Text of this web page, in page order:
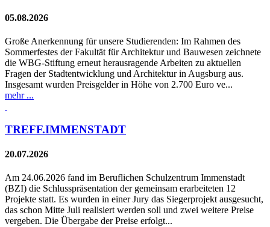
05.08.2026
Große Anerkennung für unsere Studierenden: Im Rahmen des
Sommerfestes der Fakultät für Architektur und Bauwesen zeichnete
die WBG-Stiftung erneut herausragende Arbeiten zu aktuellen
Fragen der Stadtentwicklung und Architektur in Augsburg aus.
Insgesamt wurden Preisgelder in Höhe von 2.700 Euro ve...
mehr ...
TREFF.IMMENSTADT
20.07.2026
Am 24.06.2026 fand im Beruflichen Schulzentrum Immenstadt
(BZI) die Schlusspräsentation der gemeinsam erarbeiteten 12
Projekte statt. Es wurden in einer Jury das Siegerprojekt ausgesucht,
das schon Mitte Juli realisiert werden soll und zwei weitere Preise
vergeben. Die Übergabe der Preise erfolgt...